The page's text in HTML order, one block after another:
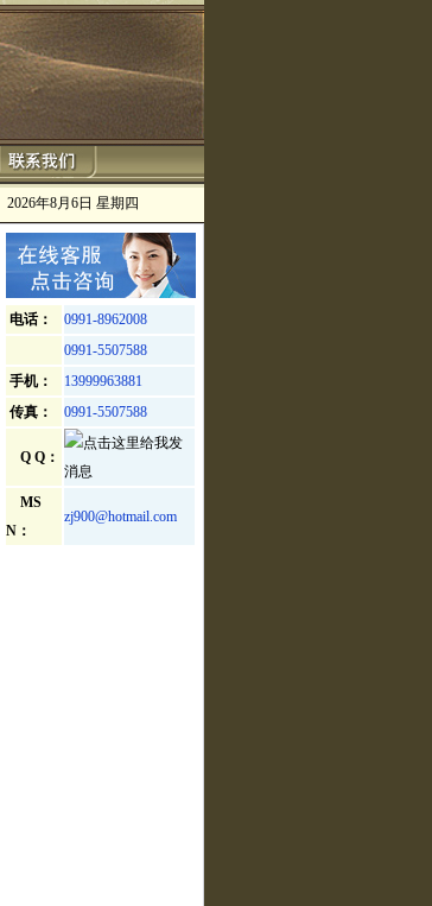
2026年8月6日 星期四
电话：
0991-8962008
0991-5507588
手机：
13999963881
传真：
0991-5507588
Q Q：
MS
N：
zj900@hotmail.com